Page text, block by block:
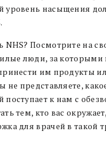
уровень насыщения
Посмотрите на
люди, за которыми
им продукты
не представляете,
к нам с
тем, кто вас
для врачей в такой